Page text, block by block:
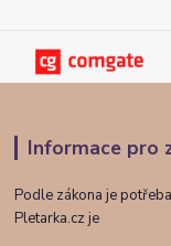
Informace pro
Podle zákona je
Pletarka.cz je